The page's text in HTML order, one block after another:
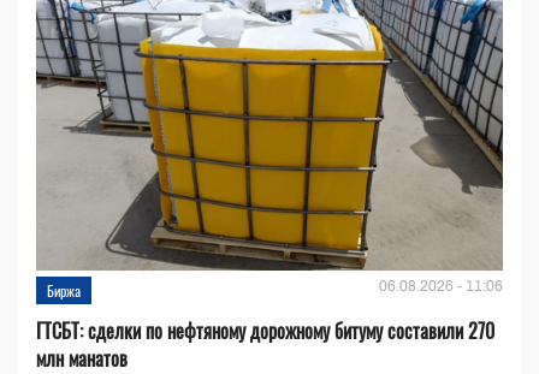
Биржа 06.08.2026 - 11:06
ГТСБТ: сделки по нефтяному дорожному битуму составили 270
млн манатов